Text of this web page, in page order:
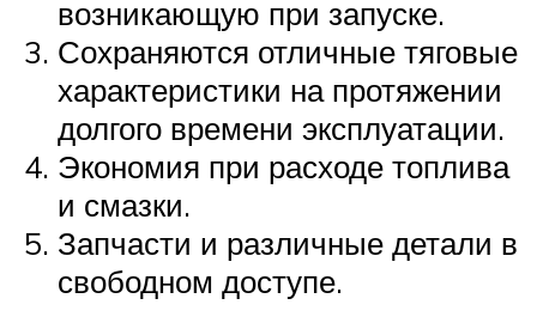
возникающую при запуске.
Сохраняются отличные тяговые
характеристики на протяжении
долгого времени эксплуатации.
Экономия при расходе топлива
и смазки.
Запчасти и различные детали в
свободном доступе.